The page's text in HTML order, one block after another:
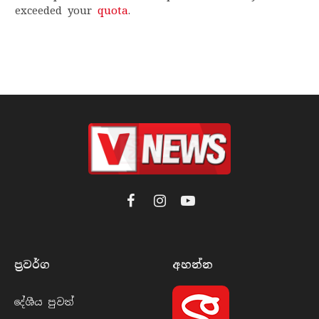
exceeded your quota.
FacebookInstagramYouTube
ප්‍රවර්​ග
දේශීය පුව​ත්
අහන්​න